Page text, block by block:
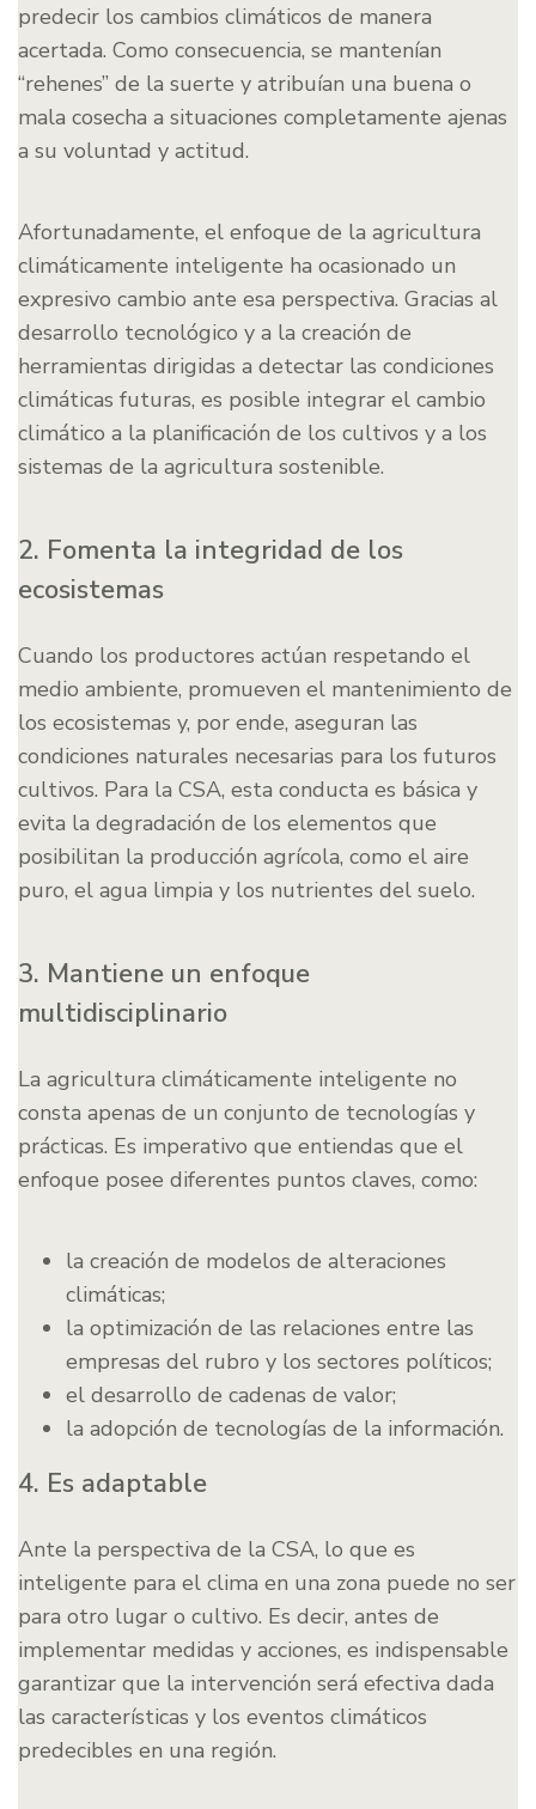
predecir los cambios climáticos de manera
acertada. Como consecuencia, se mantenían
“rehenes” de la suerte y atribuían una buena o
mala cosecha a situaciones completamente ajenas
a su voluntad y actitud.
Afortunadamente, el enfoque de la agricultura
climáticamente inteligente ha ocasionado un
expresivo cambio ante esa perspectiva. Gracias al
desarrollo tecnológico y a la creación de
herramientas dirigidas a detectar las condiciones
climáticas futuras, es posible integrar el cambio
climático a la planificación de los cultivos y a los
sistemas de la agricultura sostenible.
2. Fomenta la integridad de los
ecosistemas
Cuando los productores actúan respetando el
medio ambiente, promueven el mantenimiento de
los ecosistemas y, por ende, aseguran las
condiciones naturales necesarias para los futuros
cultivos. Para la CSA, esta conducta es básica y
evita la degradación de los elementos que
posibilitan la producción agrícola, como el aire
puro, el agua limpia y los nutrientes del suelo.
3. Mantiene un enfoque
multidisciplinario
La agricultura climáticamente inteligente no
consta apenas de un conjunto de tecnologías y
prácticas. Es imperativo que entiendas que el
enfoque posee diferentes puntos claves, como:
la creación de modelos de alteraciones
climáticas;
la optimización de las relaciones entre las
empresas del rubro y los sectores políticos;
el desarrollo de cadenas de valor;
la adopción de tecnologías de la información.
4. Es adaptable
Ante la perspectiva de la CSA, lo que es
inteligente para el clima en una zona puede no ser
para otro lugar o cultivo. Es decir, antes de
implementar medidas y acciones, es indispensable
garantizar que la intervención será efectiva dada
las características y los eventos climáticos
predecibles en una región.